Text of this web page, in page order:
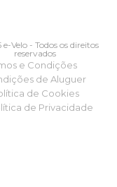
Velo - Todos os direitos
reservados
e Condições
de Aluguer
de Cookies
de Privacidade